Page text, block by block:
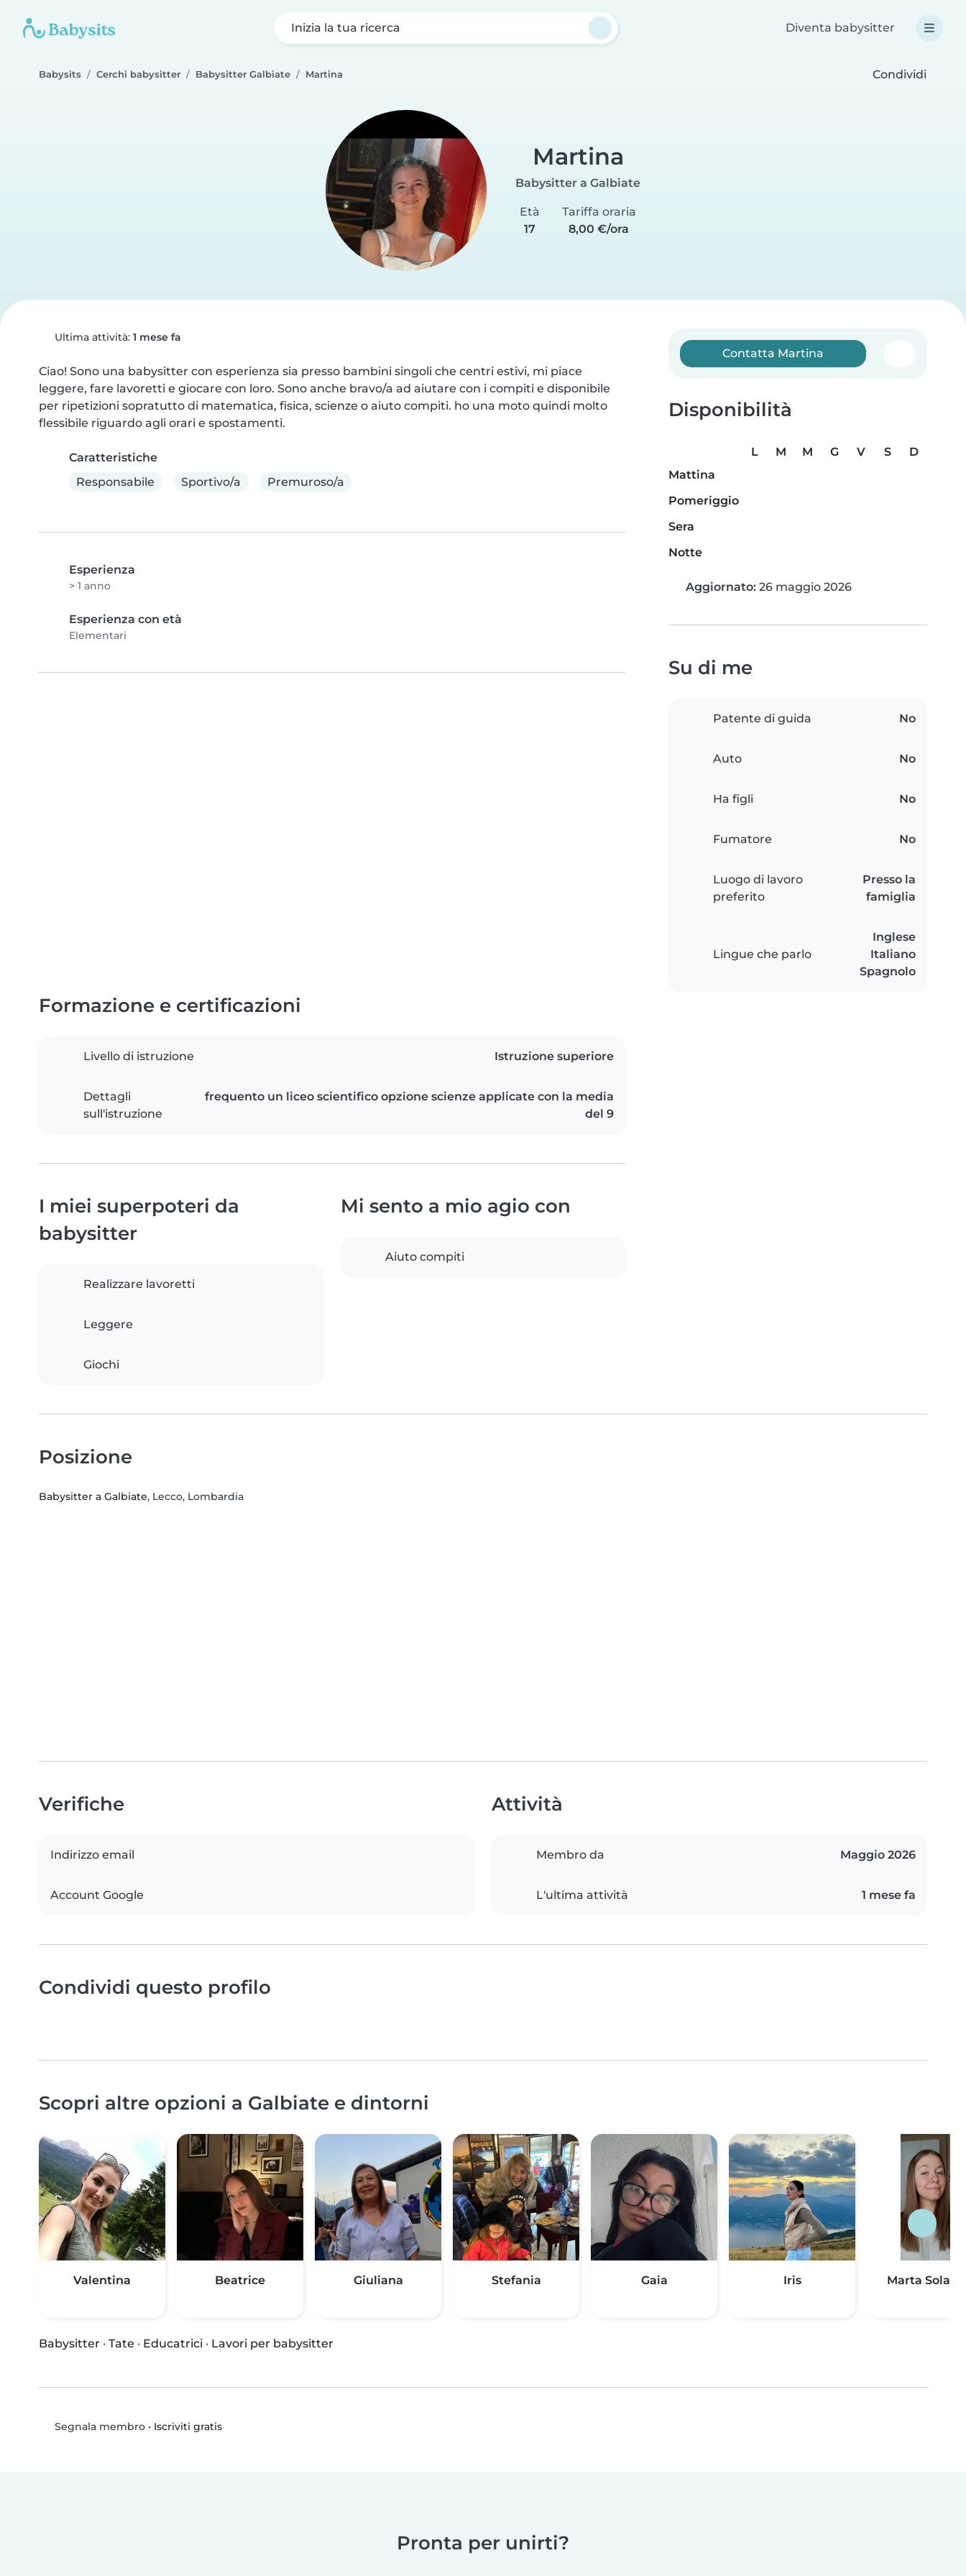
Inizia la tua ricerca Diventa babysitter
Babysits Cerchi babysitter Babysitter Galbiate Martina Condividi
Martina
Babysitter a Galbiate
Età
17
Tariffa oraria
8,00 €/ora
Ultima attività: 1 mese fa
Ciao! Sono una babysitter con esperienza sia presso bambini singoli che centri estivi, mi piace
leggere, fare lavoretti e giocare con loro. Sono anche bravo/a ad aiutare con i compiti e disponibile
per ripetizioni sopratutto di matematica, fisica, scienze o aiuto compiti. ho una moto quindi molto
flessibile riguardo agli orari e spostamenti.
Caratteristiche
Responsabile
Sportivo/a Premuroso/a
Esperienza
> 1 anno
Esperienza con età
Elementari
Contatta Martina
Disponibilità
L M M G V S
D
Mattina
Pomeriggio
Sera
Notte
Aggiornato: 26 maggio 2026
Su di me
Patente di guida No
Auto No
Ha figli No
Fumatore No
Luogo di lavoro
preferito
Presso la
famiglia
Lingue che parlo
Inglese
Italiano
Spagnolo
Formazione e certificazioni
Livello di istruzione Istruzione superiore
Dettagli
sull'istruzione
frequento un liceo scientifico opzione scienze applicate con la media
del 9
I miei superpoteri da
babysitter
Realizzare lavoretti
Leggere
Giochi
Mi sento a mio agio con
Aiuto compiti
Posizione
Babysitter a Galbiate, Lecco, Lombardia
Verifiche
Indirizzo email
Account Google
Attività
Membro da Maggio 2026
L'ultima attività 1 mese fa
Condividi questo profilo
Scopri altre opzioni a Galbiate e dintorni
Valentina Beatrice Giuliana Stefania Gaia Iris Marta
Babysitter · Tate · Educatrici · Lavori per babysitter
Segnala membro• Iscriviti gratis
Pronta per unirti?